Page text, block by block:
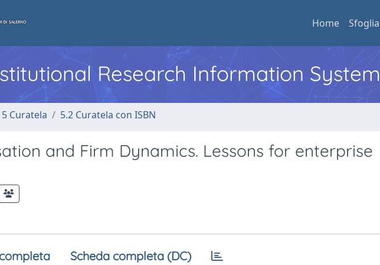
Home Sfoglia
Research Information System
5 Curatela 5.2 Curatela con ISBN
and Firm Dynamics. Lessons for enterprise
Scheda completa (DC)